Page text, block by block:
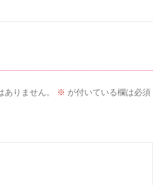
りません。 ※ が付いている欄は必須